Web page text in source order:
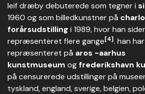
leif dræby debuterede som tegner i
1960 og som billedkunstner på
forårsudstilling i 1989, hvor han
repræsenteret flere gange[4]. han
repræsenteret på aros -aarhus
kunstmuseum og frederikshavn
på censurerede udstillinger på
tyskland, england, sverige, belgien,